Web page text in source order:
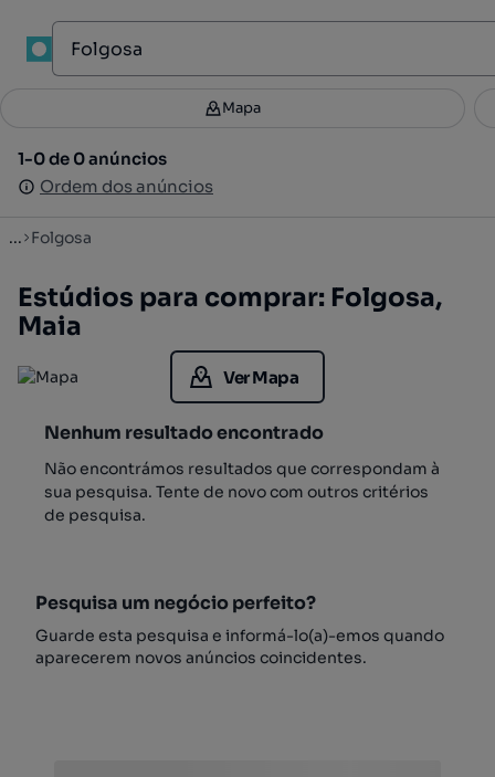
Filtros 2
1-0 de 0 anúncios
Ordem dos anúncios
Mapa
1-0 de 0 anúncios
Ordem dos anúncios
... Folgosa
Estúdios para comprar: Folgosa,
Maia
Ver Mapa
Nenhum resultado encontrado
Não encontrámos resultados que correspondam à
sua pesquisa. Tente de novo com outros critérios
de pesquisa.
Pesquisa um negócio perfeito?
Guarde esta pesquisa e informá-lo(a)-emos quando
aparecerem novos anúncios coincidentes.